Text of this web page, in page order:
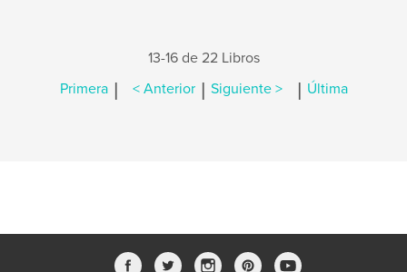
13-16 de 22 Libros
Primera | < Anterior | Siguiente > | Última